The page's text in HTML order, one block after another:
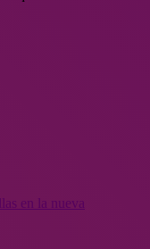
en la nueva